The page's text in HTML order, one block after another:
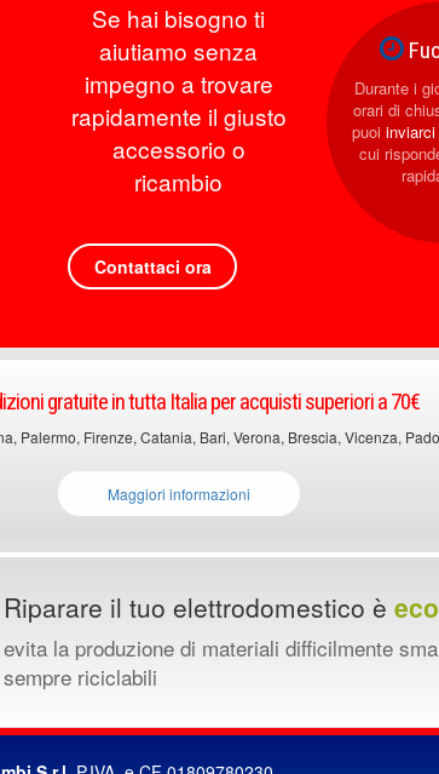
Se hai bisogno ti
aiutiamo senza
impegno a trovare
rapidamente il giusto
accessorio o
ricambio
Contattaci ora
Durante i
orari di
puoi
cui
gratuite in tutta Italia per acquisti superiori a 70€
Firenze, Catania, Bari, Verona, Brescia, Vicenza,
Maggiori informazioni
Riparare il tuo elettrodomestico è
evita la produzione di materiali difficilmente
sempre riciclabili